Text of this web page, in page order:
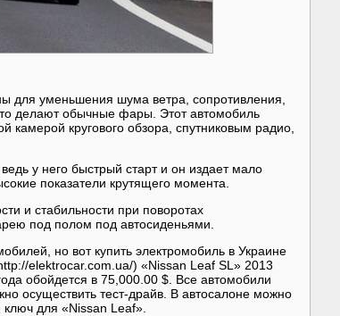
для уменьшения шума ветра, сопротивления,
делают обычные фары. Этот автомобиль
камерой кругового обзора, спутниковым радио,
у него быстрый старт и он издает мало
показатели крутящего момента.
и стабильности при поворотах
под полом под автосиденьями.
но вот купить электромобиль в Украине
elektrocar.com.ua/) «Nissan Leaf SL» 2013
обойдется в 75,000.00 $. Все автомобили
осуществить тест-драйв. В автосалоне можно
для «Nissan Leaf».